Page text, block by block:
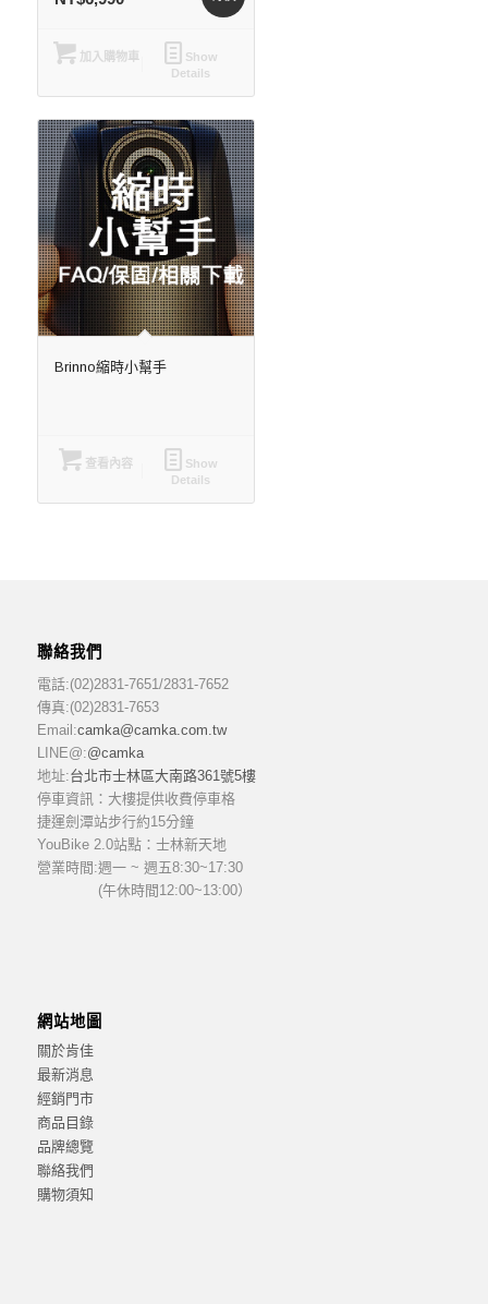
加入購物車
Show
Details
Brinno縮時小幫手
查看內容
Show
Details
聯絡我們
電話:(02)2831-7651/2831-7652
傳真:(02)2831-7653
Email:camka@camka.com.tw
LINE@:@camka
地址:台北市士林區大南路361號5樓
停車資訊：大樓提供收費停車格
捷運劍潭站步行約15分鐘
YouBike 2.0站點：士林新天地
營業時間:週一 ~ 週五8:30~17:30
(午休時間12:00~13:00）
網站地圖
關於肯佳
最新消息
經銷門市
商品目錄
品牌總覽
聯絡我們
購物須知